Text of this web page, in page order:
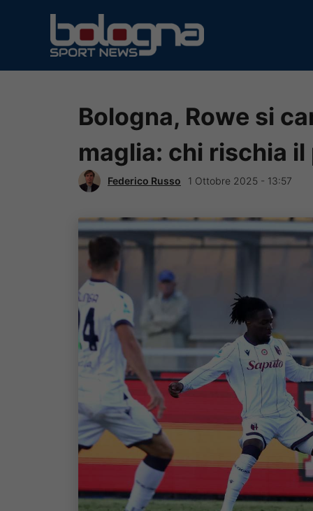
contenuto
Bologna, Rowe si
maglia: chi rischia il
Federico Russo 1 Ottobre 2025 - 13:57